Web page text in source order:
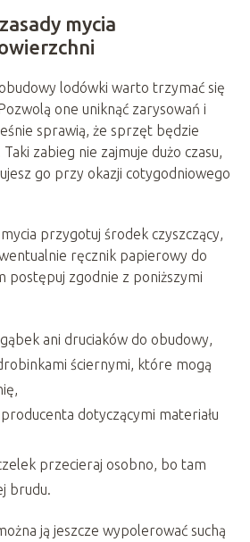
mycia
lodówki warto trzymać się
one uniknąć zarysowań i
sprawią, że sprzęt będzie
zabieg nie zajmuje dużo czasu,
go przy okazji cotygodniowego
przygotuj środek czyszczący,
ręcznik papierowy do
postępuj zgodnie z poniższymi
ani druciaków do obudowy,
ściernymi, które mogą
dotyczącymi materiału
przecieraj osobno, bo tam
brudu.
ją jeszcze wypolerować suchą